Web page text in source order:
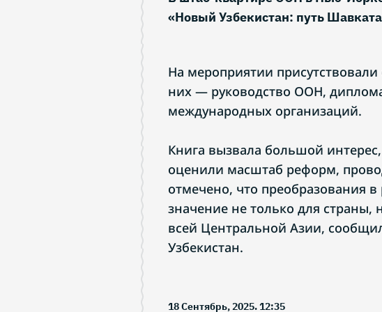
«Новый Узбекистан: путь
На мероприятии
них — руководство ООН,
международных организаций.
Книга вызвала большой
оценили масштаб реформ,
отмечено, что преобразования
значение не только для страны,
всей Центральной Азии,
Узбекистан.
18 Сентябрь, 2025. 12:35